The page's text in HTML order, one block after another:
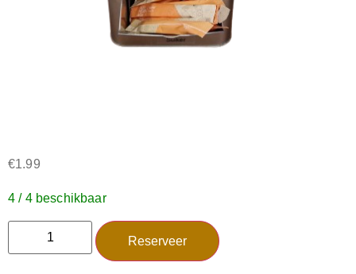
€1.99
4 / 4 beschikbaar
Reserveer